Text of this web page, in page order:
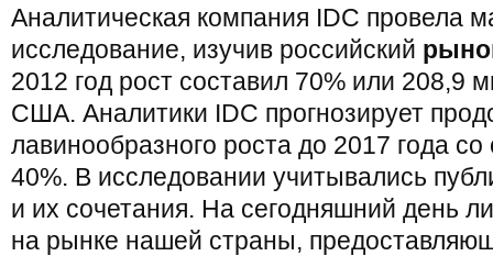
Аналитическая компания IDC провела
исследование, изучив российский
2012 год рост составил 70% или 208,9
США. Аналитики IDC прогнозирует
лавинообразного роста до 2017 года
40%. В исследовании учитывались
и их сочетания. На сегодняшний день
на рынке нашей страны,